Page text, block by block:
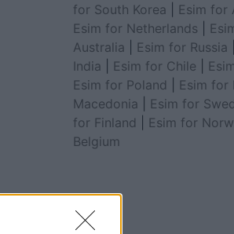
for South Korea
Esim for
Esim for Netherlands
Australia
Esim for Russia
India
Esim for Chile
Esim for Poland
Esim for
Macedonia
Esim for
for Finland
Esim for
Belgium